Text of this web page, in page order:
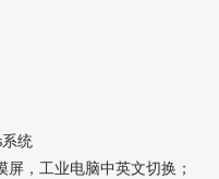
系统
屏，工业电脑中英文切换；